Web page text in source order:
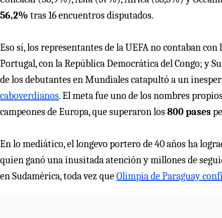
56,2% tras 16 encuentros disputados.
Eso sí, los representantes de la UEFA no contaban con
Portugal, con la República Democrática del Congo; y
de los debutantes en Mundiales catapultó a un
caboverdianos. El meta fue uno de los nombres
campeones de Europa, que superaron los800 pases
En lo mediático, el longevo portero de 40 años ha
quien ganó una inusitada atención y millones de
en Sudamérica, toda vez queOlimpia de Paraguay